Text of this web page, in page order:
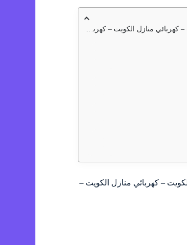
كهربائي الكويت – كهربائي منازل الكويت –